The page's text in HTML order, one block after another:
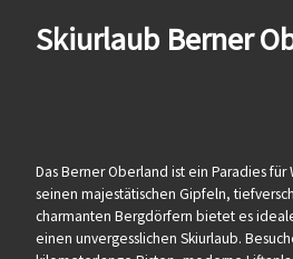
Skiurlaub Berner
Das Berner Oberland ist ein Paradies
seinen majestätischen Gipfeln,
charmanten Bergdörfern bietet es
einen unvergesslichen Skiurlaub.